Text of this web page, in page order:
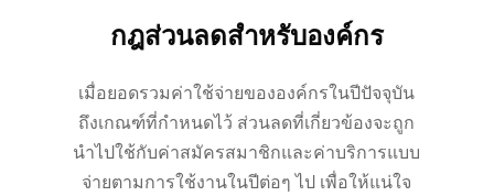
กฎส่วนลดสำหรับองค์กร
เมื่อยอดรวมค่าใช้จ่ายขององค์กรในปีปัจจุบัน
ถึงเกณฑ์ที่กำหนดไว้ ส่วนลดที่เกี่ยวข้องจะถูก
นำไปใช้กับค่าสมัครสมาชิกและค่าบริการแบบ
จ่ายตามการใช้งานในปีต่อๆ ไป เพื่อให้แน่ใจ